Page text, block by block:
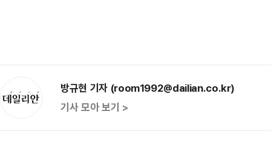
방규현 기자 (room1992@dailian.co.kr)
기사 모아 보기 >